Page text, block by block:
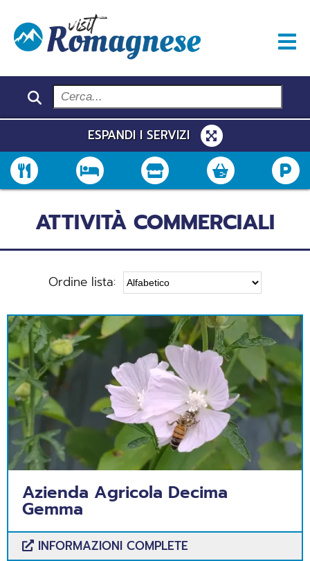
ESPANDI I SERVIZI
ATTIVITÀ COMMERCIALI
Ordine lista:
Azienda Agricola Decima
Gemma
INFORMAZIONI COMPLETE